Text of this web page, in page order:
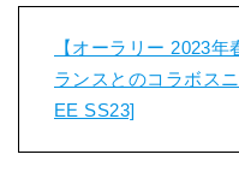
【オーラリー 2023
ランスとのコラボス
EE SS23]